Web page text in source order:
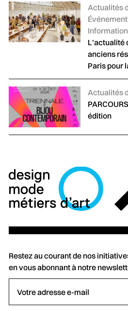
Catégories
Actualités
L'actualité
anciens
Paris pour
Catégories
Actualités
édition
Restez au courant de nos
en vous abonnant à notre